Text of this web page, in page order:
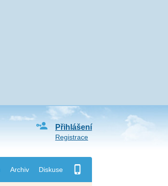
Archiv Diskuse
Přihlášení
Registrace